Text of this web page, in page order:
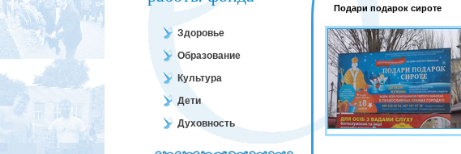
Здоровье
Образование
Культура
Дети
Духовность
Подари подарок сироте